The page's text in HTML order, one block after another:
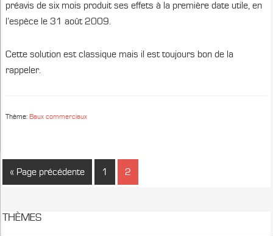
préavis de six mois produit ses effets à la première date utile, en
l’espèce le 31 août 2009.
Cette solution est classique mais il est toujours bon de la
rappeler.
Thème:Baux commerciaux
« Page précédente 1 2
THÈMES